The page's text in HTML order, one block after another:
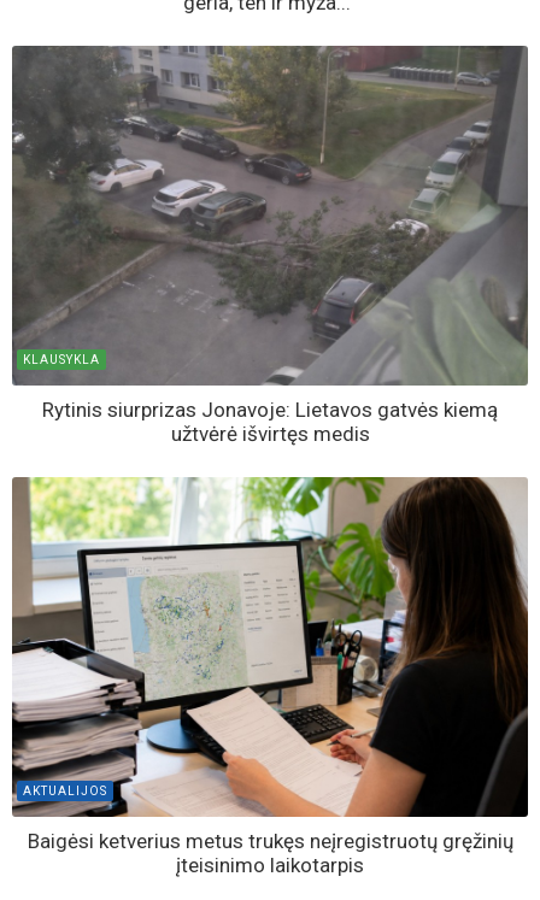
KLAUSYKLA
Rytinis siurprizas Jonavoje: Lietavos gatvės kiemą
užtvėrė išvirtęs medis
AKTUALIJOS
Baigėsi ketverius metus trukęs neįregistruotų gręžinių
įteisinimo laikotarpis